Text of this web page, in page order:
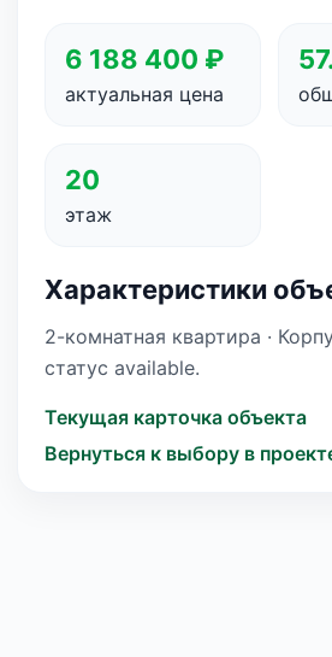
6 188 400 ₽
актуальная цена
20
этаж
Характеристики
2-комнатная квартира ·
статус available.
Текущая карточка объекта
Вернуться к выбору в